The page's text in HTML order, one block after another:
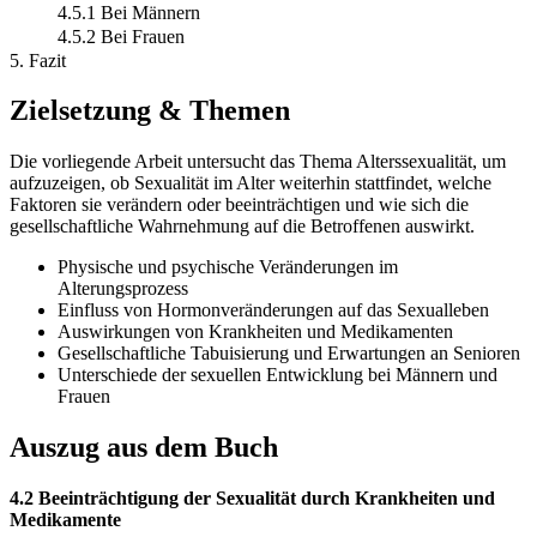
4.5.1 Bei Männern
4.5.2 Bei Frauen
5. Fazit
Zielsetzung & Themen
Die vorliegende Arbeit untersucht das Thema Alterssexualität, um
aufzuzeigen, ob Sexualität im Alter weiterhin stattfindet, welche
Faktoren sie verändern oder beeinträchtigen und wie sich die
gesellschaftliche Wahrnehmung auf die Betroffenen auswirkt.
Physische und psychische Veränderungen im
Alterungsprozess
Einfluss von Hormonveränderungen auf das Sexualleben
Auswirkungen von Krankheiten und Medikamenten
Gesellschaftliche Tabuisierung und Erwartungen an Senioren
Unterschiede der sexuellen Entwicklung bei Männern und
Frauen
Auszug aus dem Buch
4.2 Beeinträchtigung der Sexualität durch Krankheiten und
Medikamente